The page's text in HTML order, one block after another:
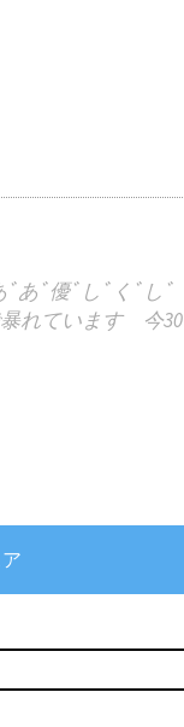
あﾞ優ﾞしﾞくﾞしﾞ
暴れています 今30